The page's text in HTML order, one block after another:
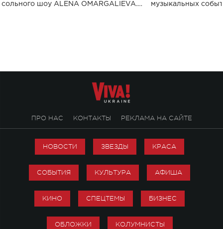
сольного шоу ALENA OMARGALIEVA.
музыкальных
ПРО НАС КОНТАКТЫ РЕКЛАМА НА САЙТЕ
НОВОСТИ ЗВЕЗДЫ КРАСА
СОБЫТИЯ КУЛЬТУРА АФИША
КИНО СПЕЦТЕМЫ БИЗНЕС
ОБЛОЖКИ КОЛУМНИСТЫ